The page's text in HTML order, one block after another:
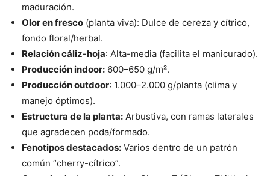
maduración.
Olor en fresco (planta viva): Dulce de cereza y cítrico,
fondo floral/herbal.
Relación cáliz-hoja: Alta-media (facilita el manicurado).
Producción indoor: 600–650 g/m².
Producción outdoor: 1.000–2.000 g/planta (clima y
manejo óptimos).
Estructura de la planta: Arbustiva, con ramas laterales
que agradecen poda/formado.
Fenotipos destacados: Varios dentro de un patrón
común “cherry-cítrico”.